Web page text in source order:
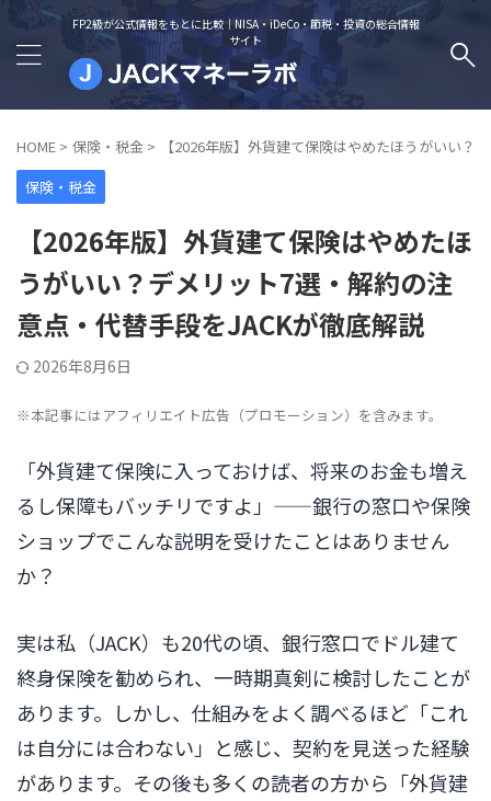
FP2級が公式情報をもとに比較｜NISA・iDeCo・節税・投資の総合情報
サイト
HOME > 保険・税金 >
【2026年版】外貨建て保険はやめたほうがいい
保険・税金
【2026年版】外貨建て保険はやめたほ
うがいい？デメリット7選・解約の注
意点・代替手段をJACKが徹底解説
2026年8月6日
※本記事にはアフィリエイト広告（プロモーション）を含みます。
「外貨建て保険に入っておけば、将来のお金も増え
るし保障もバッチリですよ」——銀行の窓口や保険
ショップでこんな説明を受けたことはありません
か？
実は私（JACK）も20代の頃、銀行窓口でドル建て
終身保険を勧められ、一時期真剣に検討したことが
あります。しかし、仕組みをよく調べるほど「これ
は自分には合わない」と感じ、契約を見送った経験
があります。その後も多くの読者の方から「外貨建